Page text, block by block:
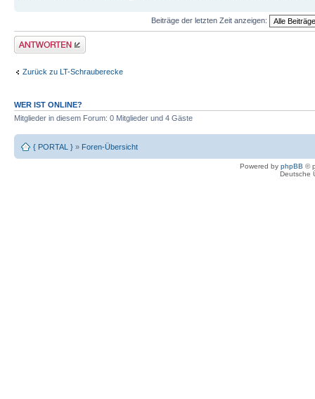
Beiträge der letzten Zeit anzeigen:
Antwort erstellen
Zurück zu LT-Schrauberecke
WER IST ONLINE?
Mitglieder in diesem Forum: 0 Mitglieder und 4 Gäste
{ PORTAL } » Foren-Übersicht
Powered by phpBB ©
Deutsche